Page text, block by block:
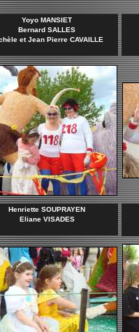
Yoyo MANSIET
Bernard SALLES
et Jean Pierre CAVAILLE
Henriette SOUPRAYEN
Eliane VISADES